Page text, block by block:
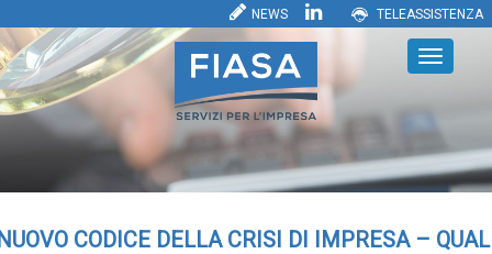
NEWS TELEASSISTENZA
CODICE DELLA CRISI DI IMPRESA –